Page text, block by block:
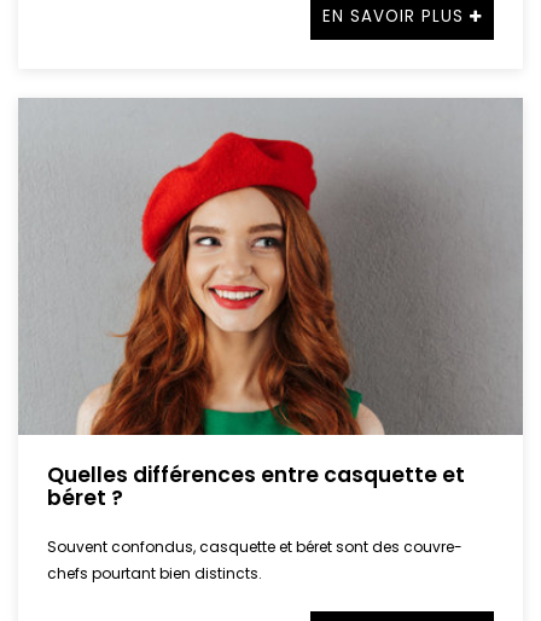
EN SAVOIR PLUS
Quelles différences entre casquette et
béret ?
Souvent confondus, casquette et béret sont des couvre-
chefs pourtant bien distincts.